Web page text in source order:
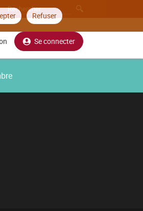
Refuser
Se connecter